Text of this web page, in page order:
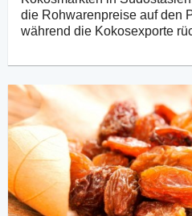
die Rohwarenpreise auf den
während die Kokosexporte